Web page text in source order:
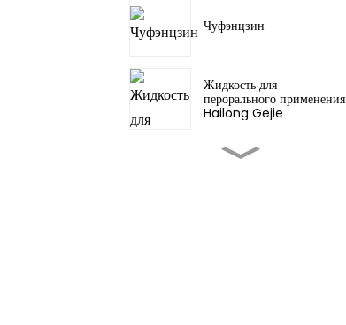
Чуфэнцзин
Жидкость для
перорального применения
Hailong Gejie